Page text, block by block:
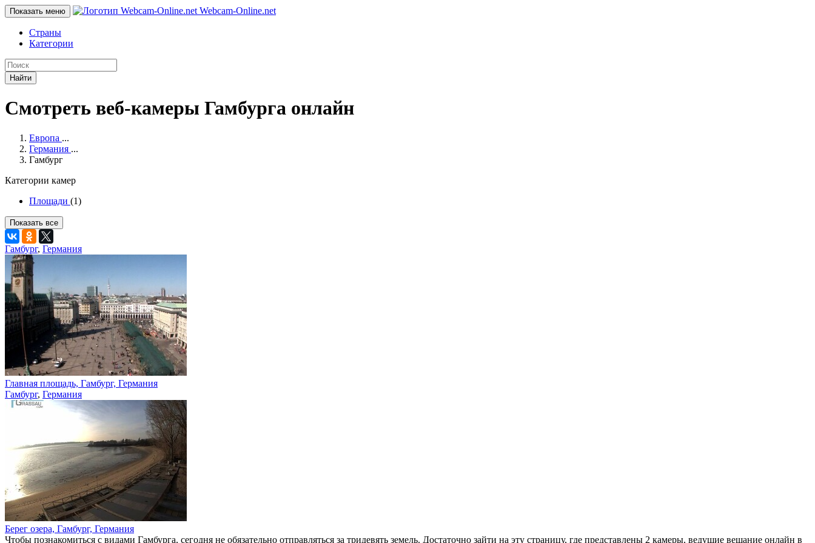
Показать меню Webcam-Online.net
Страны
Категории
Найти
Смотреть веб-камеры Гамбурга онлайн
Европа ...
Германия ...
Гамбург
Категории камер
Площади (1)
Показать все
Гамбург, Германия
Главная площадь, Гамбург, Германия
Гамбург, Германия
Берег озера, Гамбург, Германия
Чтобы познакомиться с видами Гамбурга, сегодня не обязательно отправляться за тридевять земель. Достаточно зайти на эту страницу, где представлены 2 камеры, ведущие вещание онлайн в